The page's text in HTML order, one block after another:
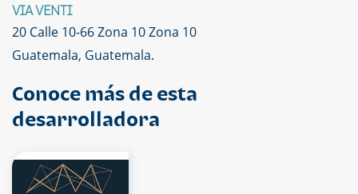
VIA VENTI
20 Calle 10-66 Zona 10 Zona 10
Guatemala, Guatemala.
Conoce más de esta
desarrolladora